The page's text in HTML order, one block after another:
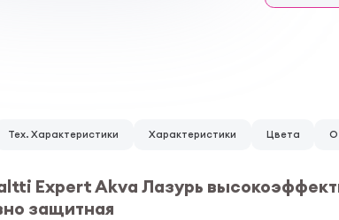
Тех. Характеристики Характеристики Цвета
Expert Akva Лазурь
защитная